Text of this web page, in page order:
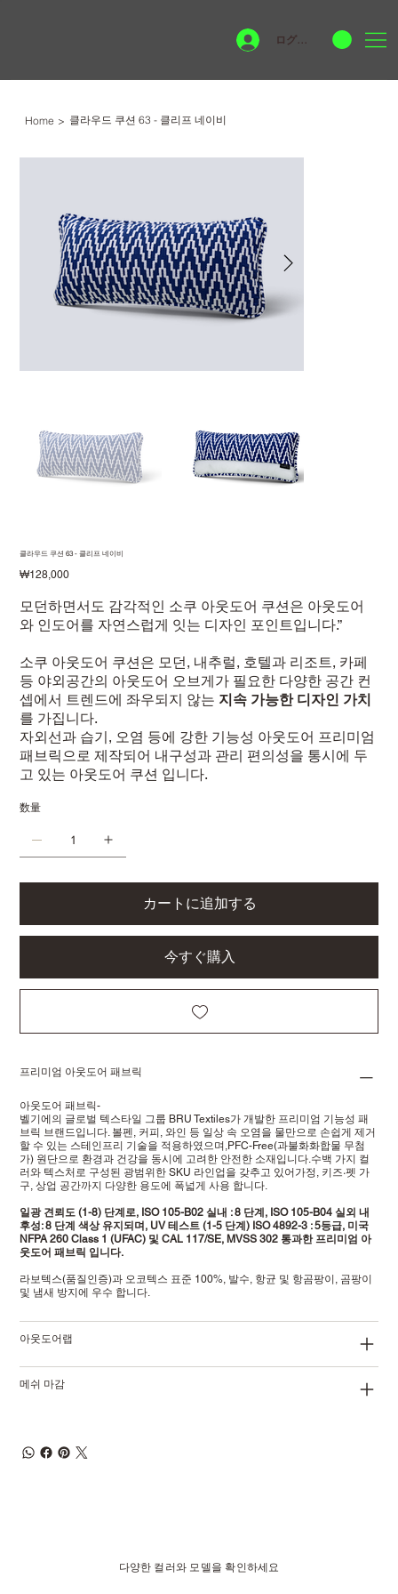
ログイン
Home > 클라우드 쿠션 63 - 클리프 네이비
클라우드 쿠션 63 - 클리프 네이비
価
₩128,000
모던하면서도 감각적인 소쿠 아웃도어 쿠션은 아웃도어
와 인도어를 자연스럽게 잇는 디자인 포인트입니다.”
소쿠 아웃도어 쿠션은 모던, 내추럴, 호텔과 리조트, 카페
등 야외공간의 아웃도어 오브게가 필요한 다양한 공간 컨
셉에서 트렌드에 좌우되지 않는 지속 가능한 디자인 가치
를 가집니다.
자외선과 습기, 오염 등에 강한 기능성 아웃도어 프리미엄
패브릭으로 제작되어 내구성과 관리 편의성을 통시에 두
고 있는 아웃도어 쿠션 입니다.
数量
カートに追加する
今すぐ購入
프리미엄 아웃도어 패브릭
아웃도어 패브릭-
벨기에의 글로벌 텍스타일 그룹 BRU Textiles가 개발한 프리미엄 기능성 패
브릭 브랜드입니다. 볼펜, 커피, 와인 등 일상 속 오염을 물만으로 손쉽게 제거
할 수 있는 스테인프리 기술을 적용하였으며,PFC-Free(과불화화합물 무첨
가) 원단으로 환경과 건강을 동시에 고려한 안전한 소재입니다.수백 가지 컬
러와 텍스처로 구성된 광범위한 SKU 라인업을 갖추고 있어가정, 키즈·펫 가
구, 상업 공간까지 다양한 용도에 폭넓게 사용 합니다.
일광 견뢰도 (1-8) 단계로, ISO 105-B02 실내 : 8 단계, ISO 105-B04 실외 내
후성: 8 단계 색상 유지되며, UV 테스트 (1-5 단계) ISO 4892-3 : 5등급, 미국
NFPA 260 Class 1 (UFAC) 및 CAL 117/SE, MVSS 302 통과한 프리미엄 아
웃도어 패브릭 입니다.
라보텍스(품질인증)과 오코텍스 표준 100%, 발수, 항균 및 항곰팡이, 곰팡이
및 냄새 방지에 우수 합니다.
아웃도어랩
메쉬 마감
다양한 컬러와 모델을 확인하세요